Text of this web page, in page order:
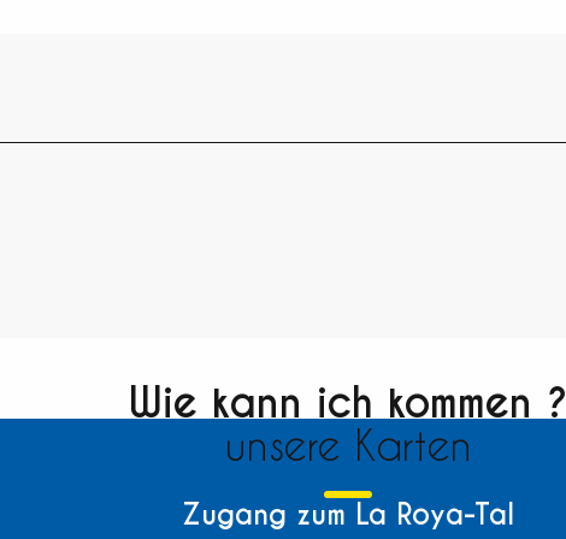
Wie kann ich kommen ?
unsere Karten
Zugang zum La Roya-Tal